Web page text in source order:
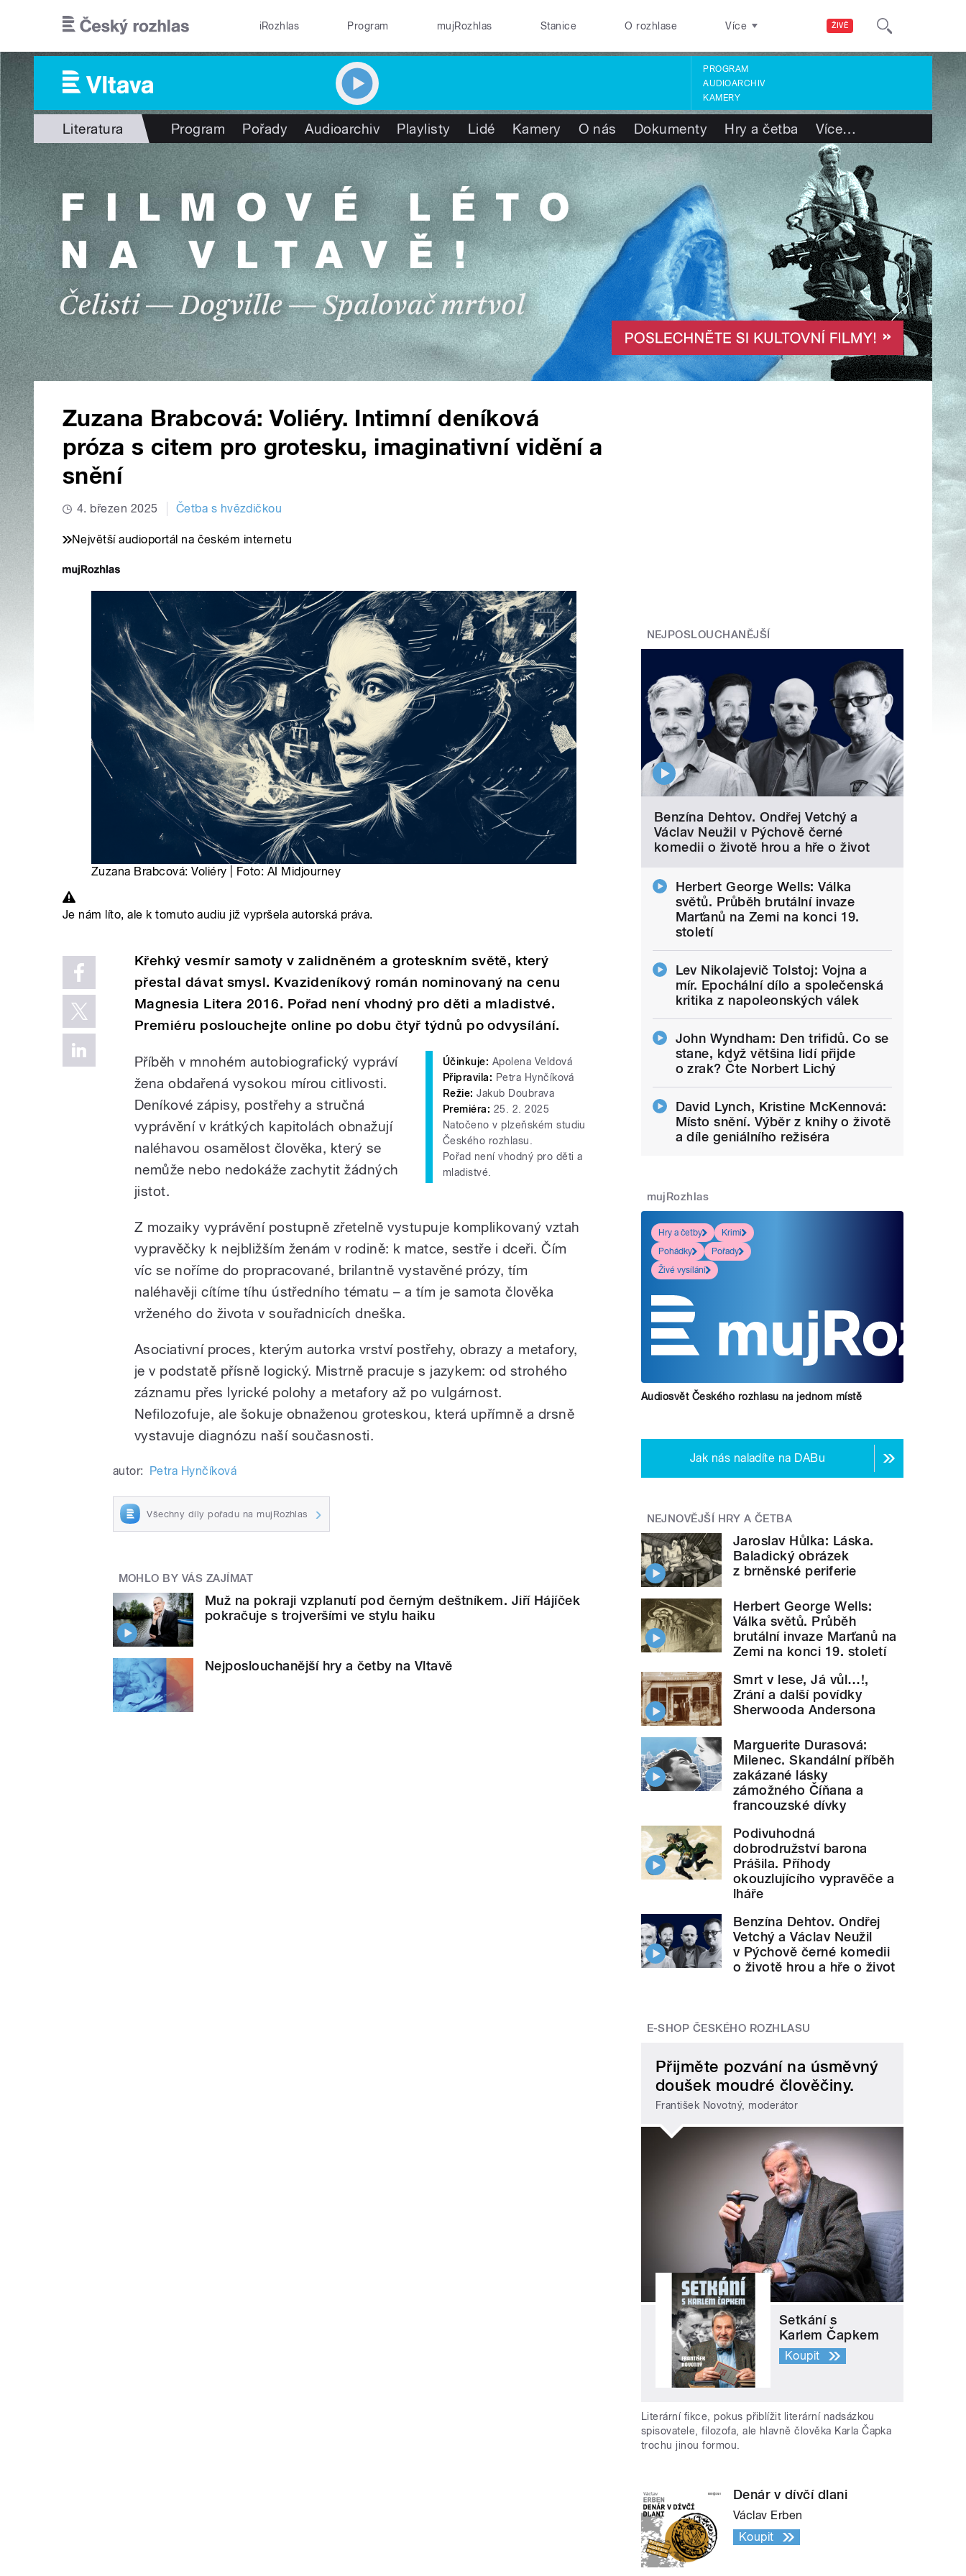
ŽIVĚ
iRozhlas Program mujRozhlas Stanice O rozhlase Více
PROGRAM
AUDIOARCHIV
KAMERY
Literatura Program Pořady Audioarchiv Playlisty Lidé Kamery O nás Dokumenty Hry a četba Více…
Zuzana Brabcová: Voliéry. Intimní deníková
próza s citem pro grotesku, imaginativní vidění a
snění
4. březen 2025 Četba s hvězdičkou
Největší audioportál na českém internetu
Zuzana Brabcová: Voliéry | Foto: AI Midjourney
Je nám líto, ale k tomuto audiu již vypršela autorská práva.
Křehký vesmír samoty v zalidněném a groteskním světě, který
přestal dávat smysl. Kvazideníkový román nominovaný na cenu
Magnesia Litera 2016. Pořad není vhodný pro děti a mladistvé.
Premiéru poslouchejte online po dobu čtyř týdnů po odvysílání.
Účinkuje: Apolena Veldová
Připravila: Petra Hynčíková
Režie: Jakub Doubrava
Premiéra: 25. 2. 2025
Natočeno v plzeňském studiu
Českého rozhlasu.
Pořad není vhodný pro děti a
mladistvé.
Příběh v mnohém autobiografický vypráví
žena obdařená vysokou mírou citlivosti.
Deníkové zápisy, postřehy a stručná
vyprávění v krátkých kapitolách obnažují
naléhavou osamělost člověka, který se
nemůže nebo nedokáže zachytit žádných
jistot.
Z mozaiky vyprávění postupně zřetelně vystupuje komplikovaný vztah
vypravěčky k nejbližším ženám v rodině: k matce, sestře i dceři. Čím
víc se noříme do propracované, brilantně vystavěné prózy, tím
naléhavěji cítíme tíhu ústředního tématu – a tím je samota člověka
vrženého do života v souřadnicích dneška.
Asociativní proces, kterým autorka vrství postřehy, obrazy a metafory,
je v podstatě přísně logický. Mistrně pracuje s jazykem: od strohého
záznamu přes lyrické polohy a metafory až po vulgárnost.
Nefilozofuje, ale šokuje obnaženou groteskou, která upřímně a drsně
vystavuje diagnózu naší současnosti.
autor: Petra Hynčíková
Všechny díly pořadu na mujRozhlas
MOHLO BY VÁS ZAJÍMAT
Muž na pokraji vzplanutí pod černým deštníkem. Jiří Hájíček
pokračuje s trojveršími ve stylu haiku
Nejposlouchanější hry a četby na Vltavě
NEJPOSLOUCHANĚJŠÍ
Benzína Dehtov. Ondřej Vetchý a
Václav Neužil v Pýchově černé
komedii o životě hrou a hře o život
Herbert George Wells: Válka
světů. Průběh brutální invaze
Marťanů na Zemi na konci 19.
století
Lev Nikolajevič Tolstoj: Vojna a
mír. Epochální dílo a společenská
kritika z napoleonských válek
John Wyndham: Den trifidů. Co se
stane, když většina lidí přijde
o zrak? Čte Norbert Lichý
David Lynch, Kristine McKennová:
Místo snění. Výběr z knihy o životě
a díle geniálního režiséra
mujRozhlas
Hry a četby
Krimi
Pohádky
Pořady
Živé vysílání
Audiosvět Českého rozhlasu na jednom místě
Jak nás naladíte na DABu
NEJNOVĚJŠÍ HRY A ČETBA
Jaroslav Hůlka: Láska.
Baladický obrázek
z brněnské periferie
Herbert George Wells:
Válka světů. Průběh
brutální invaze Marťanů na
Zemi na konci 19. století
Smrt v lese, Já vůl…!,
Zrání a další povídky
Sherwooda Andersona
Marguerite Durasová:
Milenec. Skandální příběh
zakázané lásky
zámožného Číňana a
francouzské dívky
Podivuhodná
dobrodružství barona
Prášila. Příhody
okouzlujícího vypravěče a
lháře
Benzína Dehtov. Ondřej
Vetchý a Václav Neužil
v Pýchově černé komedii
o životě hrou a hře o život
E-SHOP ČESKÉHO ROZHLASU
Přijměte pozvání na úsměvný
doušek moudré člověčiny.
František Novotný, moderátor
Setkání s
Karlem Čapkem
Koupit
Literární fikce, pokus přiblížit literární nadsázkou
spisovatele, filozofa, ale hlavně člověka Karla Čapka
trochu jinou formou.
Denár v dívčí dlani
Václav Erben
Koupit